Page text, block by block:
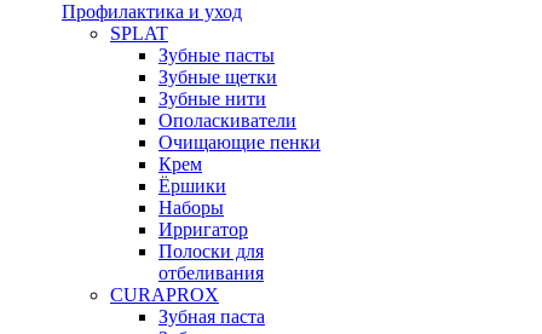
Профилактика и уход
SPLAT
Зубные пасты
Зубные щетки
Зубные нити
Ополаскиватели
Очищающие пенки
Крем
Ёршики
Наборы
Ирригатор
Полоски для
отбеливания
CURAPROX
Зубная паста